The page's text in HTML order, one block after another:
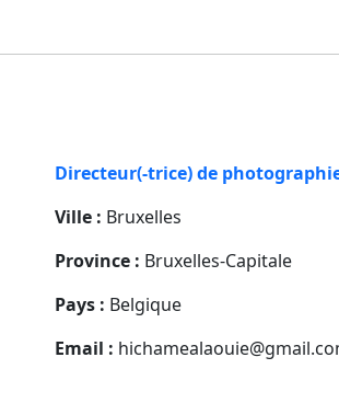
Directeur(-trice) de
Ville : Bruxelles
Province : Bruxelles-Capitale
Pays : Belgique
Email :